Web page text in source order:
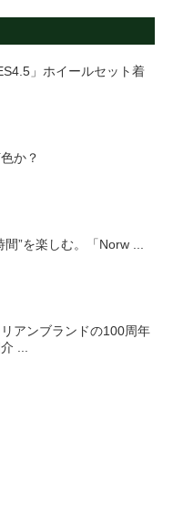
」ホイールセット着
か？
間”を楽しむ。「Norw ...
アンブランドの100周年
...